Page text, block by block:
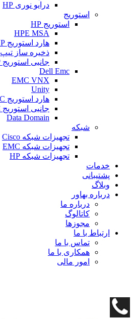
درایو نوری HP
استوریج
استوریج HP
HPE MSA
هارد استوریج HP
ذخیره ساز تیپ
جانبی استوریج HP
Dell Emc
EMC VNX
Unity
هارد استوریج EMC
جانبی استوریج EMC
Data Domain
شبکه
تجهیزات شبکه Cisco
تجهیزات شبکه EMC
تجهیزات شبکه HP
خدمات
پشتیبانی
وبلاگ
درباره بهاور
درباره ما
کاتالوگ
مجوزها
ارتباط با ما
تماس با ما
همکاری با ما
امور مالی